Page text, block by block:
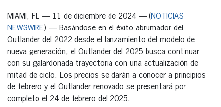
MIAMI, FL — 11 de diciembre de 2024 — (NOTICIAS
NEWSWIRE) — Basándose en el éxito abrumador del
Outlander del 2022 desde el lanzamiento del modelo de
nueva generación, el Outlander del 2025 busca continuar
con su galardonada trayectoria con una actualización de
mitad de ciclo. Los precios se darán a conocer a principios
de febrero y el Outlander renovado se presentará por
completo el 24 de febrero del 2025.